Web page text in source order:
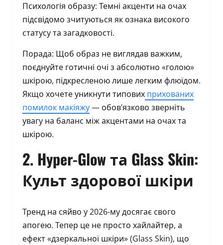
Психологія образу: Темні акценти на очах
підсвідомо зчитуються як ознака високого
статусу та загадковості.
Порада: Щоб образ не виглядав важким,
поєднуйте готичні очі з абсолютно «голою»
шкірою, підкресленою лише легким флюїдом.
Якщо хочете уникнути типових прихованих
помилок макіяжу— обов’язково зверніть
увагу на баланс між акцентами на очах та
шкірою.
2. Hyper-Glow та Glass Skin:
Культ здорової шкіри
Тренд на сяйво у 2026-му досягає свого
апогею. Тепер це не просто хайлайтер, а
ефект «дзеркальної шкіри» (Glass Skin), що